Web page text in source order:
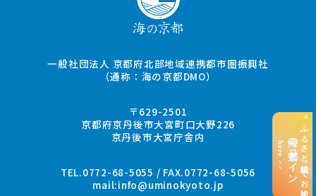
“ふるさと納税”でお支払い
海の京都コイン
here >>
一般社団法人 京都府北部地域連携都市圏振興社
（通称：海の京都DMO）
〒629-2501
京都府京丹後市大宮町口大野226
京丹後市大宮庁舎内
TEL.0772-68-5055 / FAX.0772-68-5056
mail:info@uminokyoto.jp